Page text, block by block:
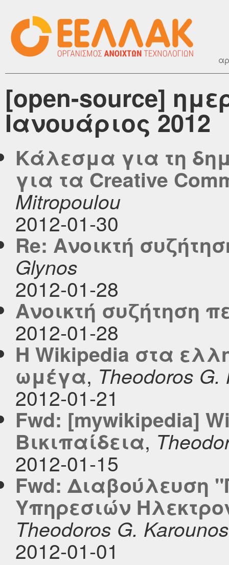
[open-source]
Ιανουάριος 2012
Κάλεσμα για τη
για τα Creative
Mitropoulou
2012-01-30
Re: Ανοικτή
Glynos
2012-01-28
Ανοικτή συζήτηση
2012-01-28
Η Wikipedia στα
ωμέγα, Theodoros G.
2012-01-21
Fwd: [mywikipedia]
Βικιπαίδεια,
2012-01-15
Fwd: Διαβούλευση
Υπηρεσιών
Theodoros G. Karounos
2012-01-01